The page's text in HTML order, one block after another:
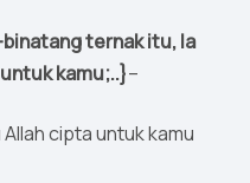
ternak itu, Ia
kamu;..}–
cipta untuk kamu